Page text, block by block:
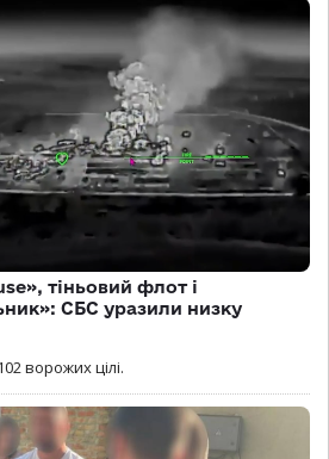
тіньовий флот і
СБС уразили низку
ворожих цілі.